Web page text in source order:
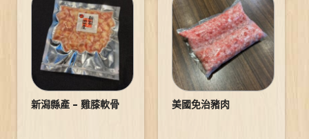
新潟縣產 – 雞膝軟骨 美國免治豬肉